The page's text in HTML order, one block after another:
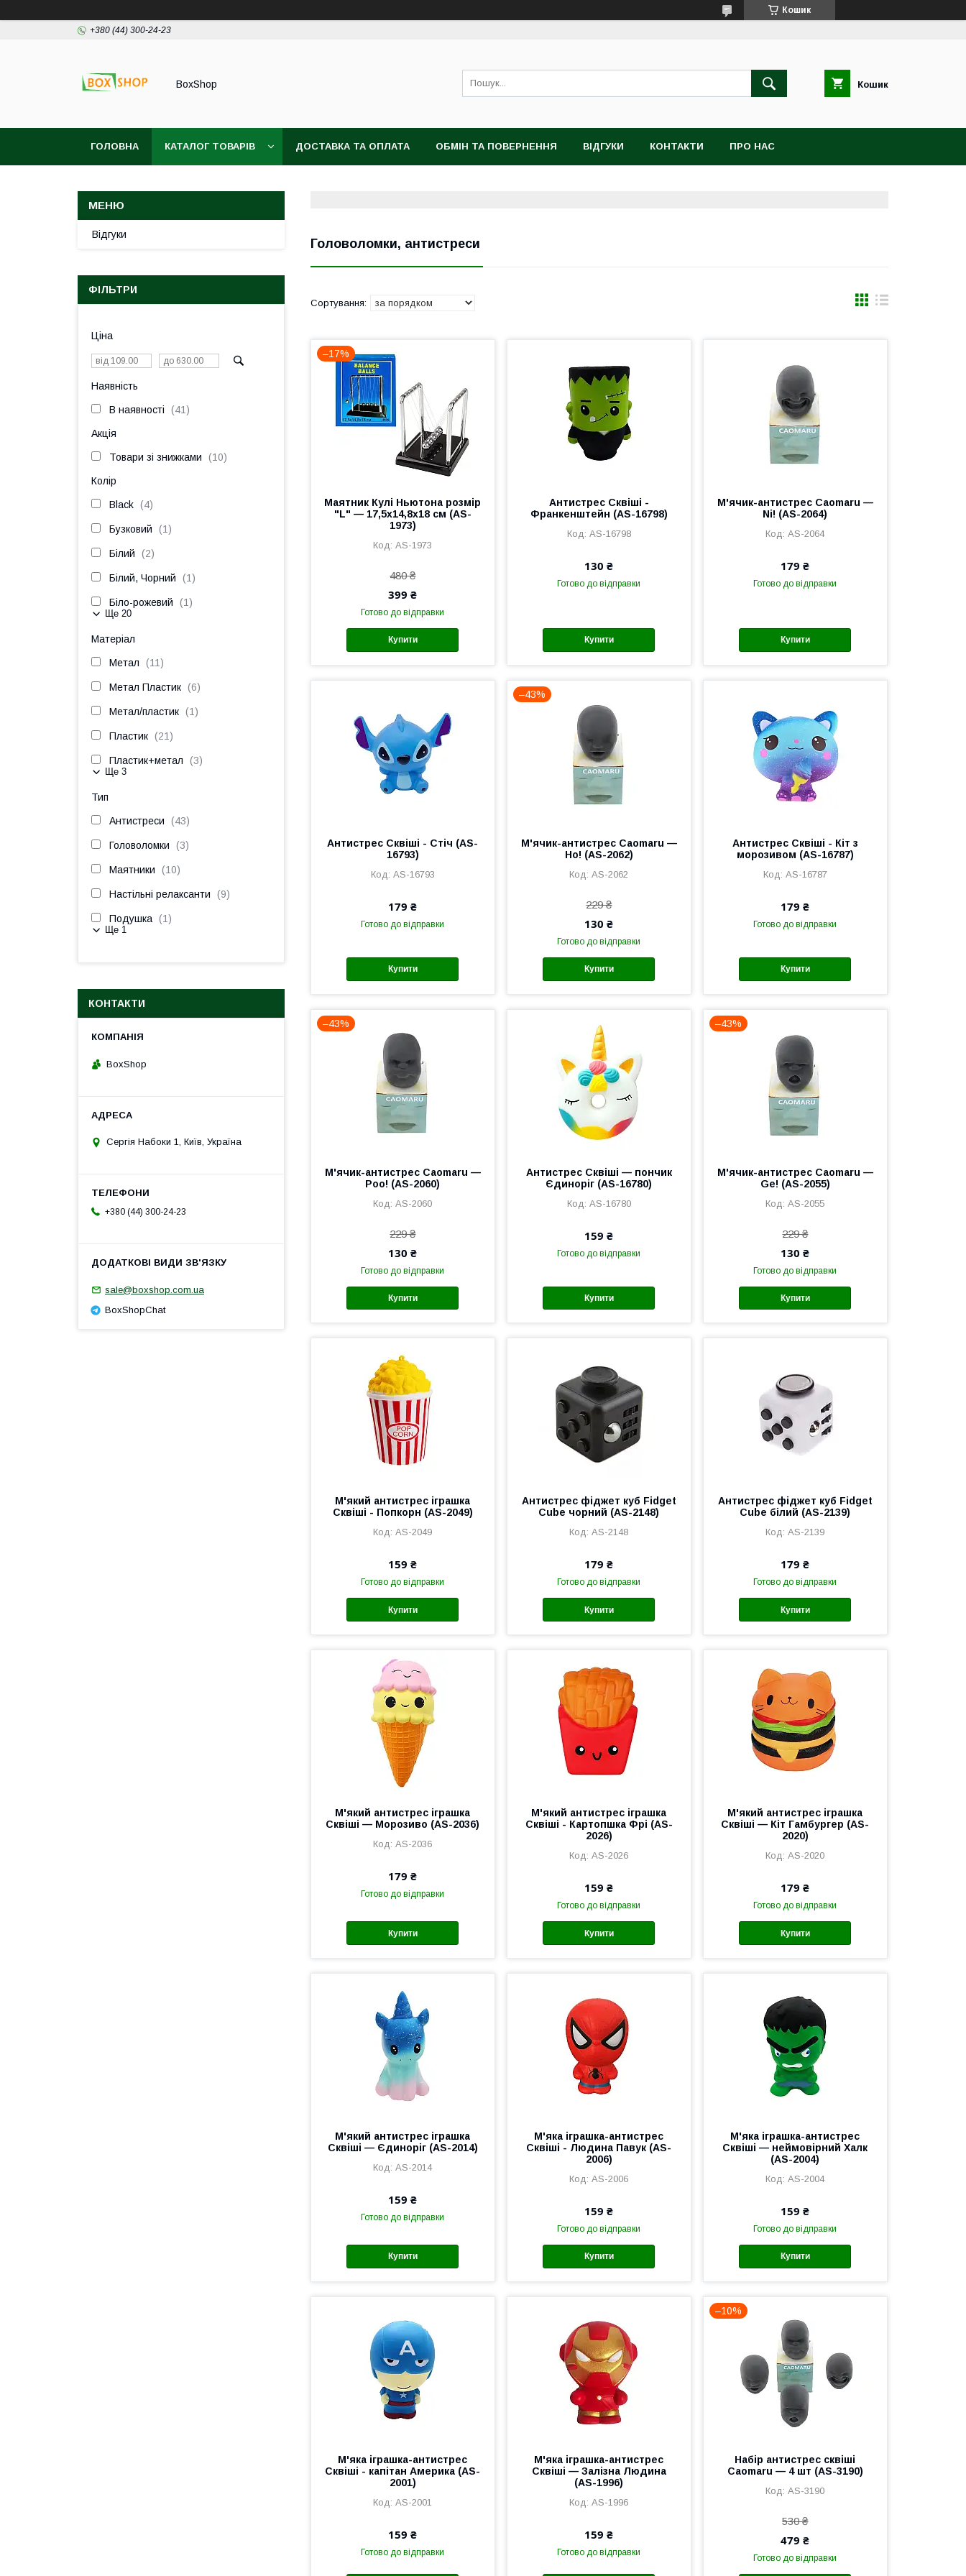
Кошик
+380 (44) 300-24-23
BoxShop Кошик
ГОЛОВНА КАТАЛОГ ТОВАРІВ ДОСТАВКА ТА ОПЛАТА ОБМІН ТА ПОВЕРНЕННЯ ВІДГУКИ КОНТАКТИ ПРО НАС
Головоломки, антистреси
–17%
Маятник Кулі Ньютона розмір
"L" — 17,5х14,8х18 см (AS-
1973)
AS-1973
480 ₴
399 ₴
Готово до відправки
Купити
Антистрес Сквіші -
Франкенштейн (AS-16798)
AS-16798
130 ₴
Готово до відправки
Купити
М'ячик-антистрес Caomaru —
Ni! (AS-2064)
AS-2064
179 ₴
Готово до відправки
Купити
Антистрес Сквіші - Стіч (AS-
16793)
AS-16793
179 ₴
Готово до відправки
Купити
–43%
М'ячик-антистрес Caomaru —
Ho! (AS-2062)
AS-2062
229 ₴
130 ₴
Готово до відправки
Купити
Антистрес Сквіші - Кіт з
морозивом (AS-16787)
AS-16787
179 ₴
Готово до відправки
Купити
–43%
М'ячик-антистрес Caomaru —
Poo! (AS-2060)
AS-2060
229 ₴
130 ₴
Готово до відправки
Купити
Антистрес Сквіші — пончик
Єдиноріг (AS-16780)
AS-16780
159 ₴
Готово до відправки
Купити
–43%
М'ячик-антистрес Caomaru —
Ge! (AS-2055)
AS-2055
229 ₴
130 ₴
Готово до відправки
Купити
М'який антистрес іграшка
Сквіші - Попкорн (AS-2049)
AS-2049
159 ₴
Готово до відправки
Купити
Антистрес фіджет куб Fidget
Cube чорний (AS-2148)
AS-2148
179 ₴
Готово до відправки
Купити
Антистрес фіджет куб Fidget
Cube білий (AS-2139)
AS-2139
179 ₴
Готово до відправки
Купити
М'який антистрес іграшка
Сквіші — Морозиво (AS-2036)
AS-2036
179 ₴
Готово до відправки
Купити
М'який антистрес іграшка
Сквіші - Картопшка Фрі (AS-
2026)
AS-2026
159 ₴
Готово до відправки
Купити
М'який антистрес іграшка
Сквіші — Кіт Гамбургер (AS-
2020)
AS-2020
179 ₴
Готово до відправки
Купити
М'який антистрес іграшка
Сквіші — Єдиноріг (AS-2014)
AS-2014
159 ₴
Готово до відправки
Купити
М'яка іграшка-антистрес
Сквіші - Людина Павук (AS-
2006)
AS-2006
159 ₴
Готово до відправки
Купити
М'яка іграшка-антистрес
Сквіші — неймовірний Халк
(AS-2004)
AS-2004
159 ₴
Готово до відправки
Купити
М'яка іграшка-антистрес
Сквіші - капітан Америка (AS-
2001)
AS-2001
159 ₴
Готово до відправки
М'яка іграшка-антистрес
Сквіші — Залізна Людина
(AS-1996)
AS-1996
159 ₴
Готово до відправки
–10%
Набір антистрес сквіші
Caomaru — 4 шт (AS-3190)
AS-3190
530 ₴
479 ₴
Готово до відправки
Відгуки
ФІЛЬТРИ
Ціна
Наявність
В наявності 41
Акція
Товари зі знижками 10
Колір
Black 4
Бузковий 1
Білий 2
Білий, Чорний 1
Біло-рожевий 1
Ще 20
Матеріал
Метал 11
Метал Пластик 6
Метал/пластик 1
Пластик 21
Пластик+метал 3
Ще 3
Тип
Антистреси 43
Головоломки 3
Маятники 10
Настільні релаксанти 9
Подушка 1
Ще 1
КОНТАКТИ
BoxShop
Сергія Набоки 1, Київ, Україна
+380 (44) 300-24-23
sale@boxshop.com.ua
BoxShopChat